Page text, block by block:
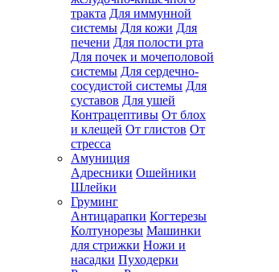
тракта Для иммунной
системы Для кожи Для
печени Для полости рта
Для почек и мочеполовой
системы Для сердечно-
сосудистой системы Для
суставов Для ушей
Контрацептивы От блох
и клещей От глистов От
стресса
Амуниция
Адресники Ошейники
Шлейки
Груминг
Антицарапки Когтерезы
Колтунорезы Машинки
для стрижки Ножи и
насадки Пуходерки